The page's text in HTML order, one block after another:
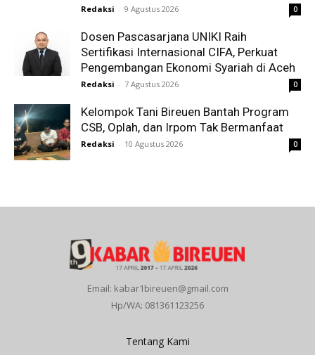
Redaksi - 9 Agustus 2026 0
Dosen Pascasarjana UNIKI Raih
Sertifikasi Internasional CIFA, Perkuat
Pengembangan Ekonomi Syariah di Aceh
Redaksi - 7 Agustus 2026 0
Kelompok Tani Bireuen Bantah Program
CSB, Oplah, dan Irpom Tak Bermanfaat
Redaksi - 10 Agustus 2026 0
Email: kabar1bireuen@gmail.com
Hp/WA: 081361123256
Tentang Kami